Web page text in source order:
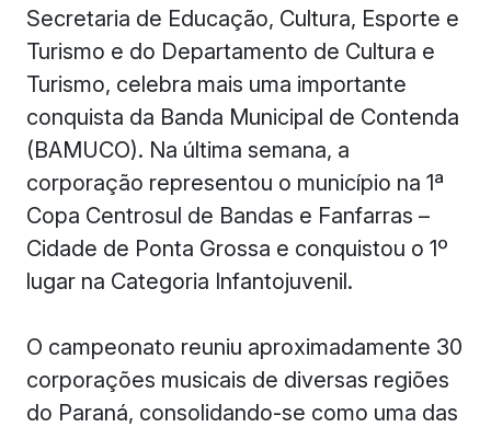
Secretaria de Educação, Cultura, Esporte e
Turismo e do Departamento de Cultura e
Turismo, celebra mais uma importante
conquista da Banda Municipal de Contenda
(BAMUCO). Na última semana, a
corporação representou o município na 1ª
Copa Centrosul de Bandas e Fanfarras –
Cidade de Ponta Grossa e conquistou o 1º
lugar na Categoria Infantojuvenil.
O campeonato reuniu aproximadamente 30
corporações musicais de diversas regiões
do Paraná, consolidando-se como uma das